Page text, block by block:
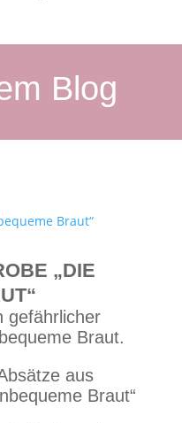
Blog
„DIE
gefährlicher
Braut.
aus
Braut“